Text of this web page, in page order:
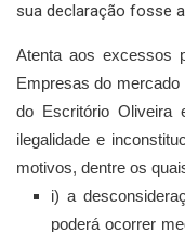
sua declaração fosse
Atenta aos excessos
Empresas do mercado
do Escritório Oliveira
ilegalidade e
motivos, dentre os
i) a
poderá ocorrer